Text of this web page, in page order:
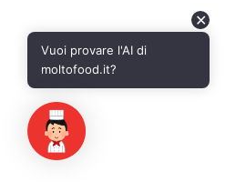
✕
Vuoi provare l'AI di
moltofood.it?